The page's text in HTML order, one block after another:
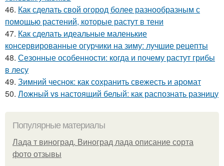
46. Как сделать свой огород более разнообразным с
помощью растений, которые растут в тени
47. Как сделать идеальные маленькие
консервированные огурчики на зиму: лучшие рецепты
48. Сезонные особенности: когда и почему растут грибы
в лесу
49. Зимний чеснок: как сохранить свежесть и аромат
50. Ложный vs настоящий белый: как распознать разницу
Популярные материалы
Лада т виноград. Виноград лада описание сорта
фото отзывы